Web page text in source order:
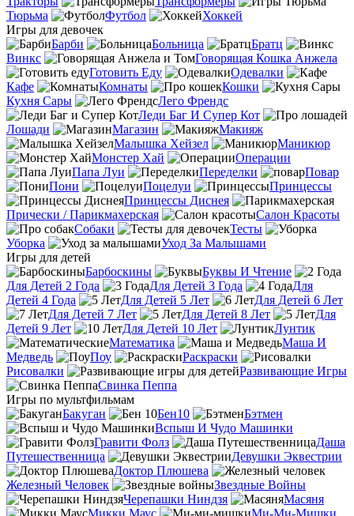
Тюрьма
Футбол
Хоккей
Игры для девочек
Барби
Больница
Братц
Винкс
Говорящая Кошка Анжела
Готовить Еду
Одевалки
Кафе
Комнаты
Кошки
Кухня Сары
Лего Френдс
Леди Баг И Супер Кот
Лошади
Магазин
Макияж
Малышка Хейзел
Маникюр
Монстер Хай
Операции
Папа Луи
Переделки
Повар
Пони
Поцелуи
Принцессы
Принцессы Диснея
Прически / Парикмахерская
Салон Красоты
Собаки
Тесты
Уборка
Уход За Малышами
Игры для детей
Барбоскины
Буквы И Чтение
Для Детей 2 Года
Для Детей 3 Года
Для
Детей 4 Года
Для Детей 5 Лет
Для Детей 6 Лет
Для Детей 7 Лет
Для Детей 8 Лет
Для
Детей 9 Лет
Для Детей 10 Лет
Лунтик
Математика
Маша И
Медведь
Поу
Раскраски
Рисовалки
Развивающие Игры
Свинка Пеппа
Игры по мультфильмам
Бакуган
Бен10
Бэтмен
Вспыш И Чудо Машинки
Гравити Фолз
Даша
Путешественница
Девушки Эквестрии
Доктор Плюшева
Железный Человек
Звездные Войны
Черепашки Ниндзя
Масяня
Микки Маус
Ми-Ми-Мишки